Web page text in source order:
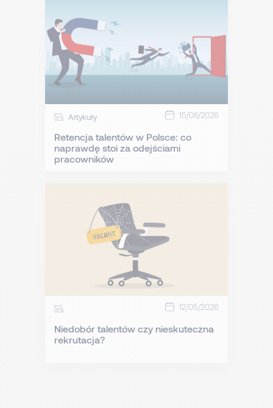
Artykuły 15/06/2026
Retencja talentów w Polsce: co
naprawdę stoi za odejściami
pracowników
12/05/2026
Niedobór talentów czy nieskuteczna
rekrutacja?